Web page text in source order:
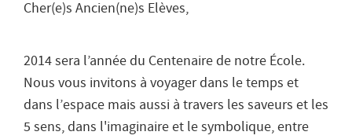
Cher(e)s Ancien(ne)s Elèves,
2014 sera l’année du Centenaire de notre École.
Nous vous invitons à voyager dans le temps et
dans l’espace mais aussi à travers les saveurs et les
5 sens, dans l'imaginaire et le symbolique, entre